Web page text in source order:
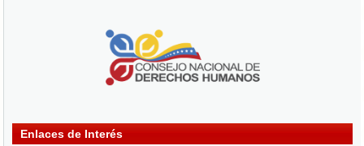
Enlaces de Interés